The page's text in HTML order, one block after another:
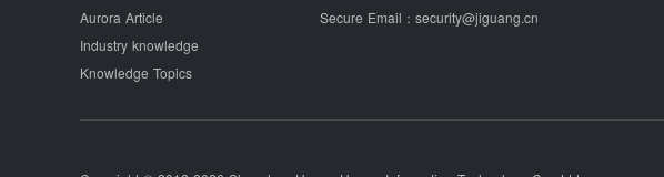
Aurora Article
Industry knowledge
Knowledge Topics
Secure Email： security@jiguang.cn